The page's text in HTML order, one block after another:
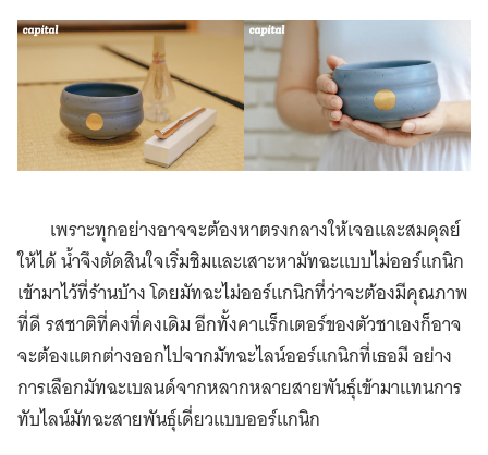
เพราะทุกอย่างอาจจะต้องหาตรงกลางให้เจอและสมดุลย์
ให้ได้ น้ำจึงตัดสินใจเริ่มชิมและเสาะหามัทฉะแบบไม่ออร์แกนิก
เข้ามาไว้ที่ร้านบ้าง โดยมัทฉะไม่ออร์แกนิกที่ว่าจะต้องมีคุณภาพ
ที่ดี รสชาติที่คงที่คงเดิม อีกทั้งคาแร็กเตอร์ของตัวชาเองก็อาจ
จะต้องแตกต่างออกไปจากมัทฉะไลน์ออร์แกนิกที่เธอมี อย่าง
การเลือกมัทฉะเบลนด์จากหลากหลายสายพันธุ์เข้ามาแทนการ
ทับไลน์มัทฉะสายพันธุ์เดี่ยวแบบออร์แกนิก